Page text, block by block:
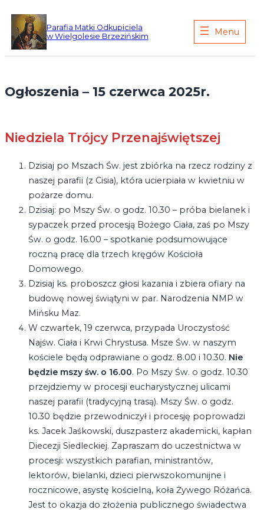
treści
Parafia Matki Odkupiciela
w Wielgolesie Brzezińskim
Ogłoszenia – 15 czerwca 2025r.
Niedziela Trójcy Przenajświętszej
Dzisiaj po Mszach Św. jest zbiórka na rzecz rodziny z
naszej parafii (z Cisia), która ucierpiała w kwietniu w
pożarze domu.
Dzisiaj: po Mszy Św. o godz. 10.30 – próba bielanek i
sypaczek przed procesją Bożego Ciała, zaś po Mszy
Św. o godz. 16.00 – spotkanie podsumowujące
roczną pracę dla trzech kręgów Kościoła
Domowego.
Dzisiaj ks. proboszcz głosi kazania i zbiera ofiary na
budowę nowej świątyni w par. Narodzenia NMP w
Mińsku Maz.
W czwartek, 19 czerwca, przypada Uroczystość
Najśw. Ciała i Krwi Chrystusa. Msze Św. w naszym
kościele będą odprawiane o godz. 8.00 i 10.30. Nie
będzie mszy św. o 16.00. Po Mszy Św. o godz. 10.30
przejdziemy w procesji eucharystycznej ulicami
naszej parafii (tradycyjną trasą). Mszy Św. o godz.
10.30 będzie przewodniczył i procesję poprowadzi
ks. Jacek Jaśkowski, duszpasterz akademicki, kapłan
Diecezji Siedleckiej. Zapraszam do uczestnictwa w
procesji: wszystkich parafian, ministrantów,
lektorów, bielanki, dzieci pierwszokomunijne i
rocznicowe, asystę kościelną, koła Żywego Różańca.
Jest to okazja do złożenia publicznego świadectwa